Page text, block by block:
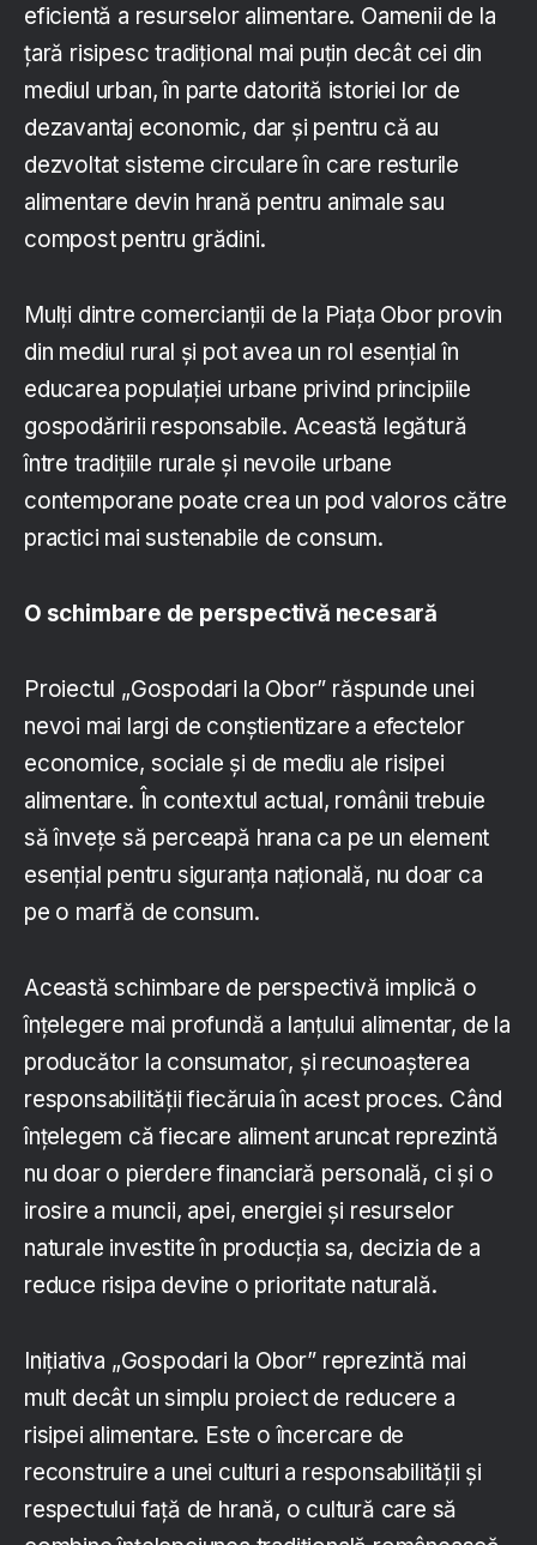
eficientă a resurselor alimentare. Oamenii de la
țară risipesc tradițional mai puțin decât cei din
mediul urban, în parte datorită istoriei lor de
dezavantaj economic, dar și pentru că au
dezvoltat sisteme circulare în care resturile
alimentare devin hrană pentru animale sau
compost pentru grădini.
Mulți dintre comercianții de la Piața Obor provin
din mediul rural și pot avea un rol esențial în
educarea populației urbane privind principiile
gospodăririi responsabile. Această legătură
între tradițiile rurale și nevoile urbane
contemporane poate crea un pod valoros către
practici mai sustenabile de consum.
O schimbare de perspectivă necesară
Proiectul „Gospodari la Obor” răspunde unei
nevoi mai largi de conștientizare a efectelor
economice, sociale și de mediu ale risipei
alimentare. În contextul actual, românii trebuie
să învețe să perceapă hrana ca pe un element
esențial pentru siguranța națională, nu doar ca
pe o marfă de consum.
Această schimbare de perspectivă implică o
înțelegere mai profundă a lanțului alimentar, de la
producător la consumator, și recunoașterea
responsabilității fiecăruia în acest proces. Când
înțelegem că fiecare aliment aruncat reprezintă
nu doar o pierdere financiară personală, ci și o
irosire a muncii, apei, energiei și resurselor
naturale investite în producția sa, decizia de a
reduce risipa devine o prioritate naturală.
Inițiativa „Gospodari la Obor” reprezintă mai
mult decât un simplu proiect de reducere a
risipei alimentare. Este o încercare de
reconstruire a unei culturi a responsabilității și
respectului față de hrană, o cultură care să